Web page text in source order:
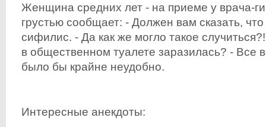
Женщина средних лет - на приеме у врача-
грустью сообщает: - Должен вам сказать,
сифилис. - Да как же могло такое
в общественном туалете заразилась? - Все
было бы крайне неудобно.
Интересные анекдоты: